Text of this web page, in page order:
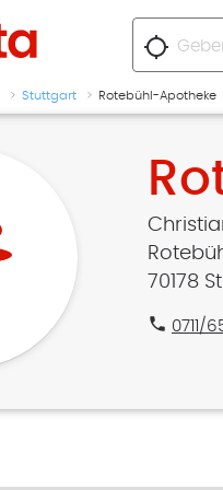
location_searching
Stuttgart Rotebühl-Apotheke
70178
phone 0711/